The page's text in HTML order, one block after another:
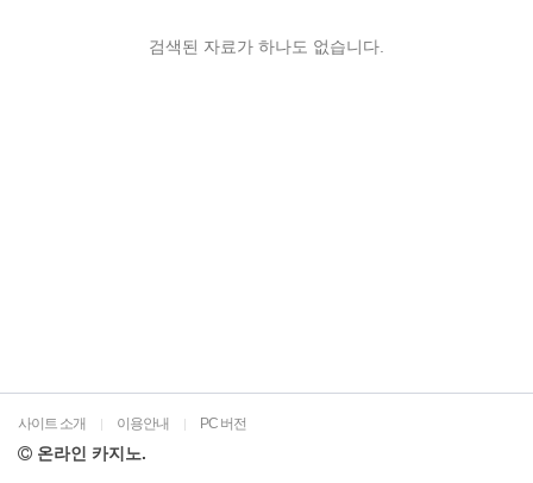
검색된 자료가 하나도 없습니다.
사이트 소개 | 이용안내 | PC 버전
온라인 카지노.